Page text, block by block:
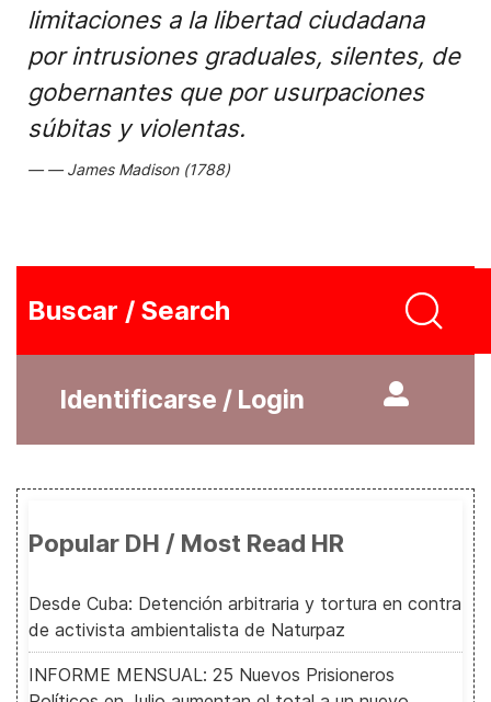
limitaciones a la libertad ciudadana
por intrusiones graduales, silentes, de
gobernantes que por usurpaciones
súbitas y violentas.
James Madison (1788)
Buscar / Search
Identificarse / Login
Popular DH / Most Read HR
Desde Cuba: Detención arbitraria y tortura en contra
de activista ambientalista de Naturpaz
INFORME MENSUAL: 25 Nuevos Prisioneros